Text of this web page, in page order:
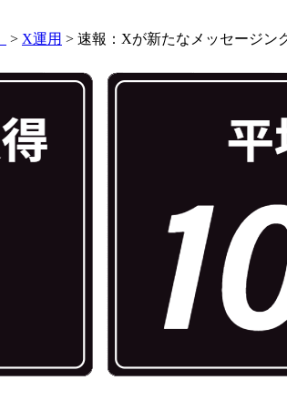
> X運用 > 速報：Xが新たなメッセージン